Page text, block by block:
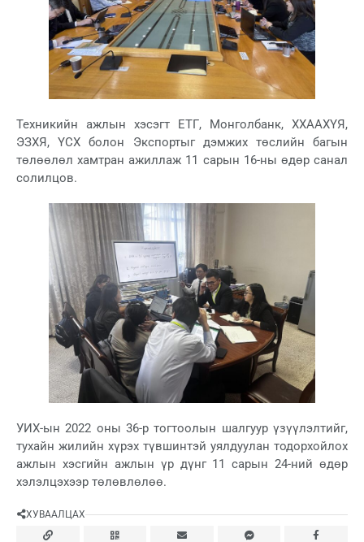
Техникийн ажлын хэсэгт ЕТГ, Монголбанк, ХХААХҮЯ,
ЭЗХЯ, ҮСХ болон Экспортыг дэмжих төслийн багын
төлөөлөл хамтран ажиллаж 11 сарын 16-ны өдөр санал
солилцов.
УИХ-ын 2022 оны 36-р тогтоолын шалгуур үзүүлэлтийг,
тухайн жилийн хүрэх түвшинтэй уялдуулан тодорхойлох
ажлын хэсгийн ажлын үр дүнг 11 сарын 24-ний өдөр
хэлэлцэхээр төлөвлөлөө.
ХУВААЛЦАХ